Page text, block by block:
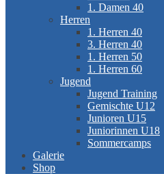
1. Damen 40
Herren
1. Herren 40
3. Herren 40
1. Herren 50
1. Herren 60
Jugend
Jugend Training
Gemischte U12
Junioren U15
Juniorinnen U18
Sommercamps
Galerie
Shop